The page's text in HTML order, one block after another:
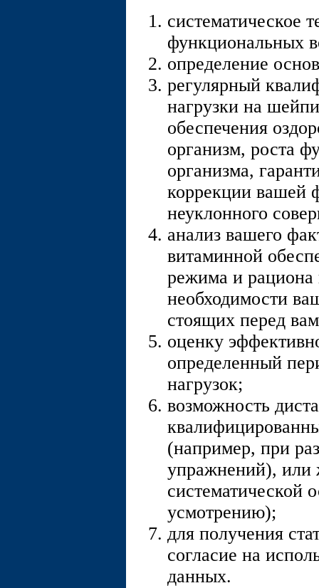
систематическое
функциональных
определение
регулярный
нагрузки на
обеспечения
организм, роста
организма,
коррекции вашей
неуклонного
анализ вашего
витаминной
режима и рациона
необходимости
стоящих перед
оценку
определенный
нагрузок;
возможность
(например, при
упражнений), или
систематической
усмотрению);
для получения
согласие на
данных.